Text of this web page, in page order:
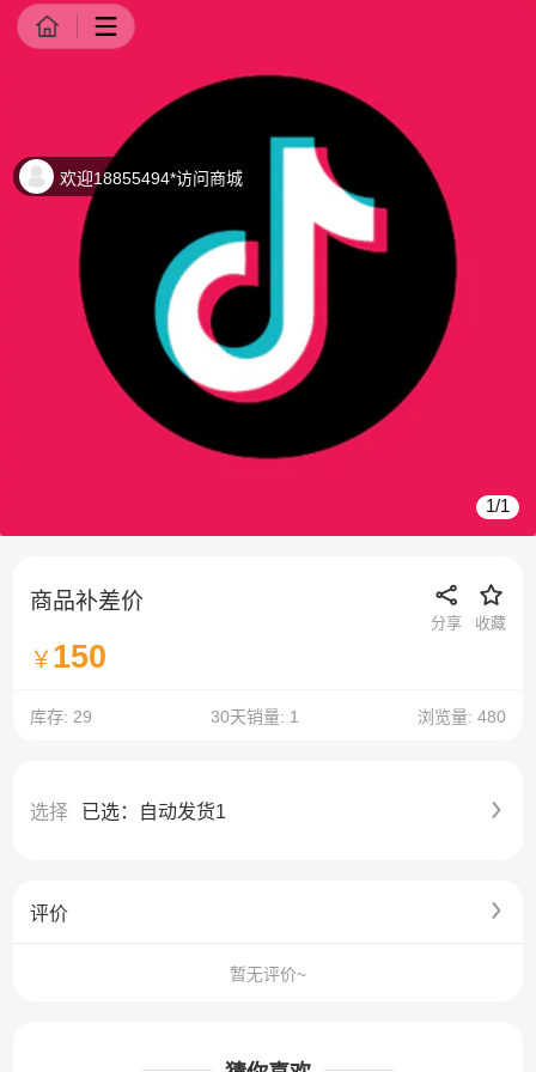
欢迎18855494*访问商城
1/1
商品补差价
分享 收藏
￥ 150
库存: 29 30天销量: 1 浏览量: 480
选择 已选：自动发货1
评价
暂无评价~